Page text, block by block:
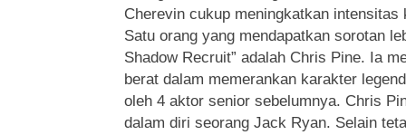
Cherevin cukup meningkatkan intensitas
Satu orang yang mendapatkan sorotan
Shadow Recruit” adalah Chris Pine. Ia
berat dalam memerankan karakter
oleh 4 aktor senior sebelumnya. Chris
dalam diri seorang Jack Ryan. Selain